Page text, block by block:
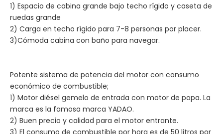
1) Espacio de cabina grande bajo techo rígido y caseta de
ruedas grande
2) Carga en techo rígido para 7-8 personas por placer.
3)Cómoda cabina con baño para navegar.
Potente sistema de potencia del motor con consumo
económico de combustible;
1) Motor diésel gemelo de entrada con motor de popa. La
marca es la famosa marca YADAO.
2) Buen precio y calidad para el motor entrante.
3) El consumo de combustible por hora es de 50 litros por